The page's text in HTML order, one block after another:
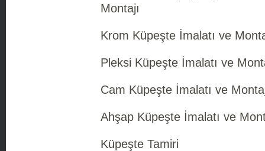
Montajı
Krom Küpeşte İmalatı ve
Pleksi Küpeşte İmalatı ve
Cam Küpeşte İmalatı ve
Ahşap Küpeşte İmalatı ve
Küpeşte Tamiri